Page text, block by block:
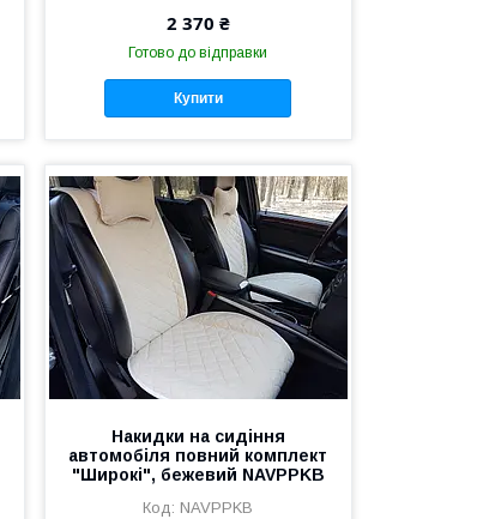
2 370 ₴
Готово до відправки
Купити
Накидки на сидіння
автомобіля повний комплект
"Широкі", бежевий NAVPPKB
NAVPPKB